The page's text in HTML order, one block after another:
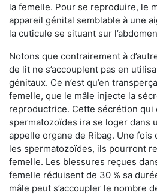
la femelle. Pour se reproduire, le
appareil génital semblable à une
la cuticule se situant sur
Notons que contrairement à
de lit ne s’accouplent pas en
génitaux. Ce n’est qu’en
femelle, que le mâle injecte la
reproductrice. Cette sécrétion qui
spermatozoïdes ira se loger dans
appelle organe de Ribag. Une
les spermatozoïdes, ils pourront
femelle. Les blessures reçues
femelle réduisent de 30 % sa
mâle peut s’accoupler le nombre